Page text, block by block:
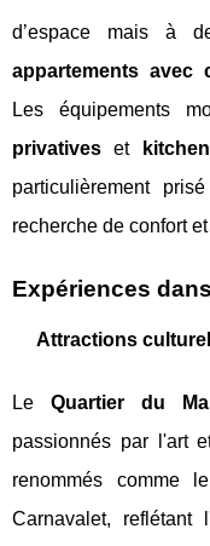
d’espace mais à
appartements avec
Les équipements
privatives et
particulièrement
recherche de confort
Expériences
Attractions
Le Quartier du
passionnés par l'art
renommés comme
Carnavalet,